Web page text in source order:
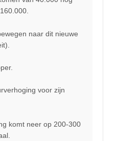
naar dit nieuwe
voor zijn
komt neer op 200-300